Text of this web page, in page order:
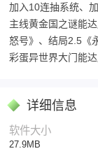
加入10连抽系统、
主线黄金国之谜能
怒号》、结局2.5《
彩蛋异世界大门能
详细信息
软件大小
27.9MB